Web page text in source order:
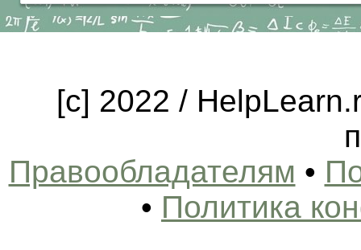
[c] 2022 /
Правообладателям •
• Политика